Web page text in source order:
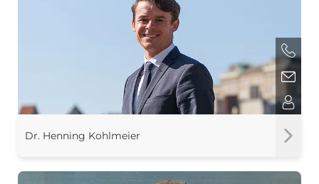
Dr. Henning Kohlmeier